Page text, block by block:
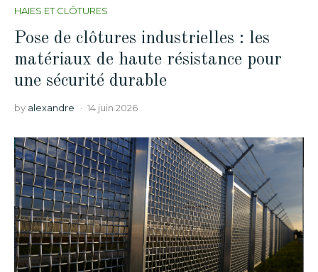
HAIES ET CLÔTURES
Pose de clôtures industrielles : les
matériaux de haute résistance pour
une sécurité durable
by alexandre 14 juin 2026